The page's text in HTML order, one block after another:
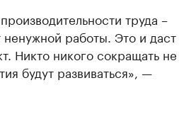
труда –
ненужной работы. Это и даст
Никто никого сокращать не
будут развиваться», —